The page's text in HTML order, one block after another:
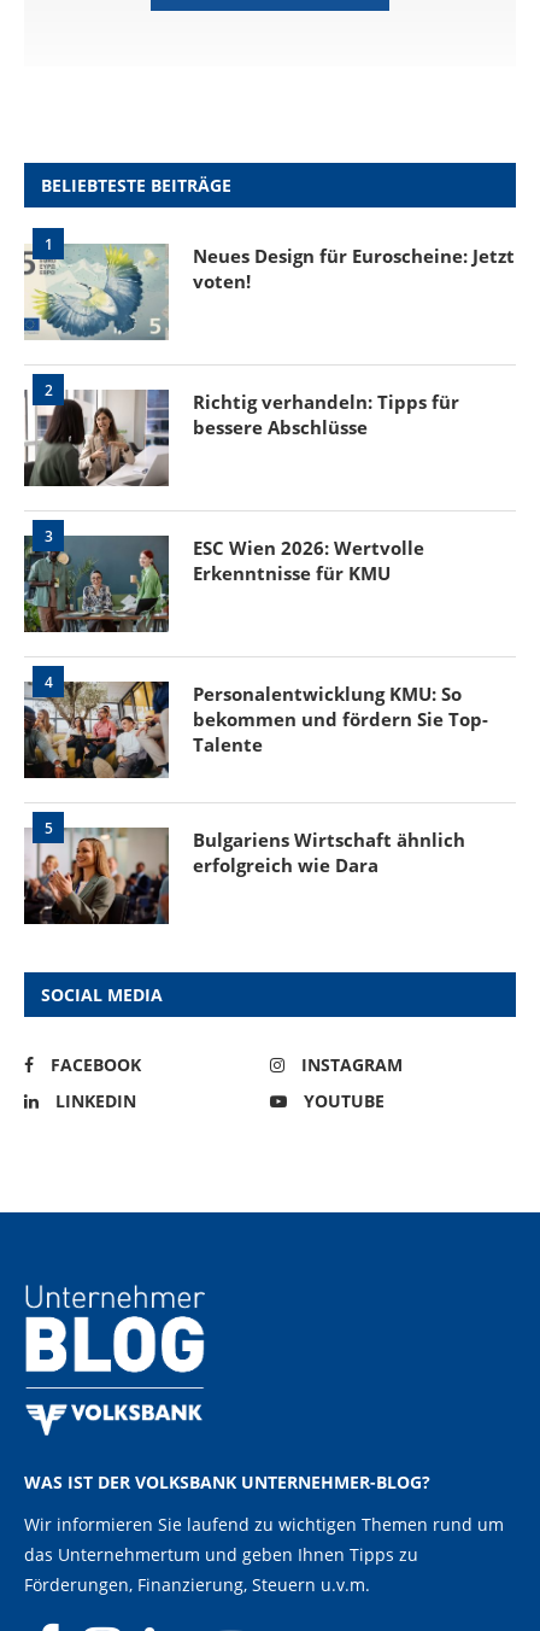
BELIEBTESTE BEITRÄGE
1
Neues Design für Euroscheine: Jetzt
voten!
2
Richtig verhandeln: Tipps für
bessere Abschlüsse
3
ESC Wien 2026: Wertvolle
Erkenntnisse für KMU
4
Personalentwicklung KMU: So
bekommen und fördern Sie Top-
Talente
5
Bulgariens Wirtschaft ähnlich
erfolgreich wie Dara
SOCIAL MEDIA
FACEBOOK
INSTAGRAM
LINKEDIN
YOUTUBE
WAS IST DER VOLKSBANK UNTERNEHMER-BLOG?
Wir informieren Sie laufend zu wichtigen Themen rund um
das Unternehmertum und geben Ihnen Tipps zu
Förderungen, Finanzierung, Steuern u.v.m.